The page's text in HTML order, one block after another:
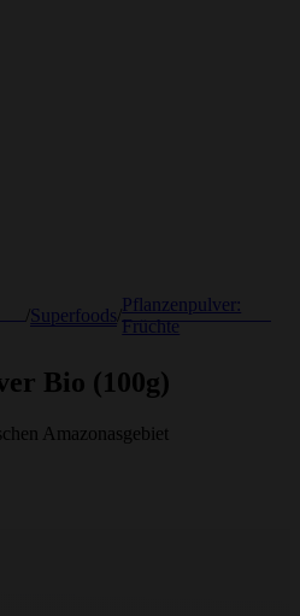
Superfoods
Pflanzenpulver:
Früchte
Bio (100g)
Amazonasgebiet